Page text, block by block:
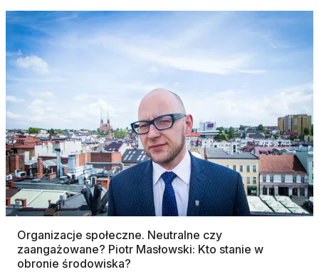
Organizacje społeczne. Neutralne czy
zaangażowane? Piotr Masłowski: Kto stanie w
obronie środowiska?